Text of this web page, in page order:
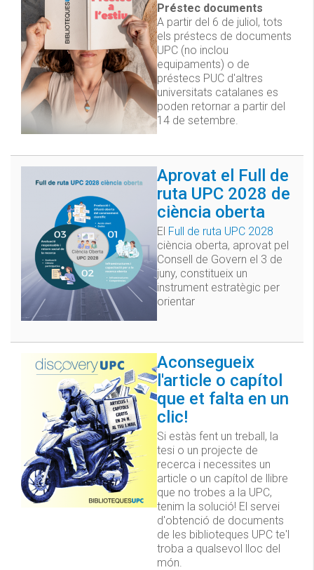
Préstec documents
A partir del 6 de juliol, tots
els préstecs de documents
UPC (no inclou
equipaments) o de
préstecs PUC d'altres
universitats catalanes es
poden retornar a partir del
14 de setembre.
Aprovat el Full de
ruta UPC 2028 de
ciència oberta
El Full de ruta UPC 2028
ciència oberta, aprovat pel
Consell de Govern el 3 de
juny, constitueix un
instrument estratègic per
orientar
Aconsegueix
l'article o capítol
que et falta en un
clic!
Si estàs fent un treball, la
tesi o un projecte de
recerca i necessites un
article o un capítol de llibre
que no trobes a la UPC,
tenim la solució! El servei
d'obtenció de documents
de les biblioteques UPC te'l
troba a qualsevol lloc del
món.